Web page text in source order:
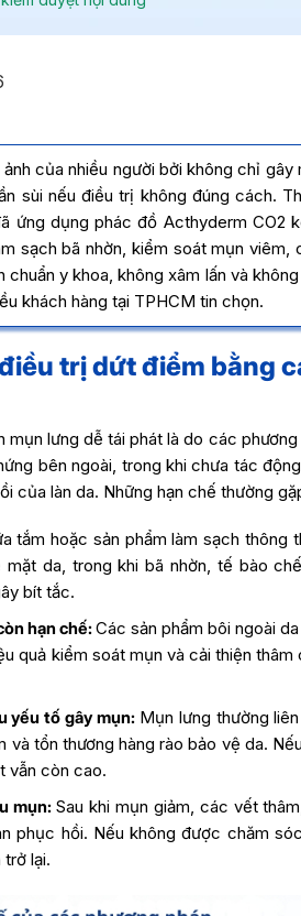
của nhiều người bởi không chỉ gây
sùi nếu điều trị không đúng cách.
ứng dụng phác đồ Acthyderm CO2
sạch bã nhờn, kiểm soát mụn viêm,
y khoa, không xâm lấn và
khách hàng tại TPHCM tin chọn.
trị dứt điểm bằng
mụn lưng dễ tái phát là do các
bên ngoài, trong khi chưa tác
của làn da. Những hạn chế thường
tắm hoặc sản phẩm làm sạch thông
da, trong khi bã nhờn, tế bào
bít tắc.
hạn chế:Các sản phẩm bôi ngoài
quả kiểm soát mụn và cải thiện thâm
yếu tố gây mụn: Mụn lưng thường
và tổn thương hàng rào bảo vệ da.
vẫn còn cao.
mụn:Sau khi mụn giảm, các vết
phục hồi. Nếu không được chăm
trở lại.